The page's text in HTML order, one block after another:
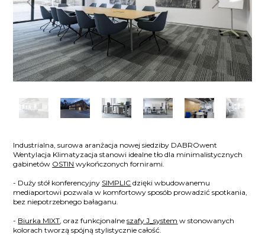
Poprzedni Następny
Industrialna, surowa aranżacja nowej siedziby DABROwent
Wentylacja Klimatyzacja stanowi idealne tło dla minimalistycznych
gabinetów OSTIN wykończonych fornirami.
- Duży stół konferencyjny SIMPLIC dzięki wbudowanemu
mediaportowi pozwala w komfortowy sposób prowadzić spotkania,
bez niepotrzebnego bałaganu.
- Biurka MIXT, oraz funkcjonalneszafy J_system w stonowanych
kolorach tworzą spójną stylistycznie całość.